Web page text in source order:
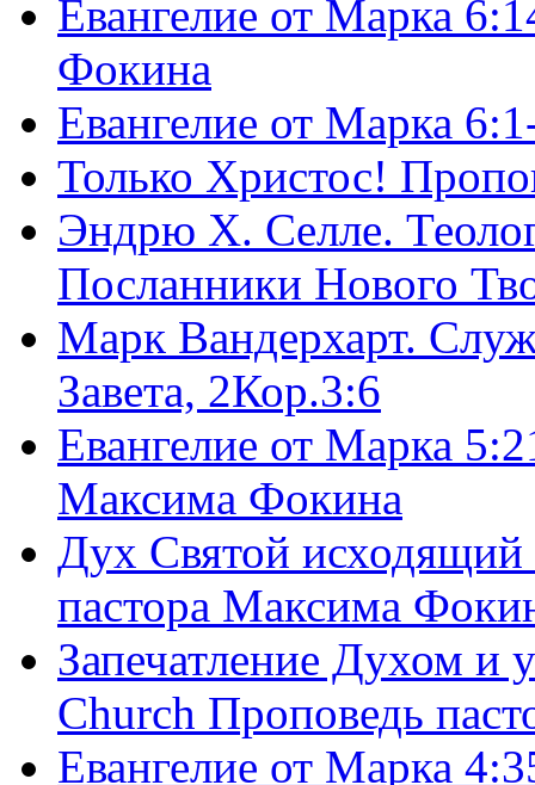
Евангелие от Марка
Фокина
Евангелие от Марка
Только Христос!
Эндрю Х. Селле.
Посланники Нового
Марк Вандерхарт.
Завета, 2Кор.3:6
Евангелие от Марка
Максима Фокина
Дух Святой
пастора Максима
Запечатление Духом и
Church Проповедь
Евангелие от Марка